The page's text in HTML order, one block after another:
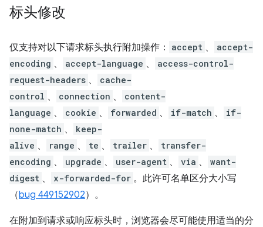
标头修改
仅支持对以下请求标头执行附加操作： accept 、
accept-
encoding 、 accept-language 、
access-control-
request-headers 、
cache-
control 、 connection 、
content-
language 、 cookie 、 forwarded 、 if-match 、
if-
none-match 、
keep-
alive 、 range 、 te 、 trailer 、
transfer-
encoding 、 upgrade 、 user-agent 、 via 、
want-
digest 、 x-forwarded-for 。此许可名单区分大小写
（bug 449152902）。
在附加到请求或响应标头时，浏览器会尽可能使用适当的分